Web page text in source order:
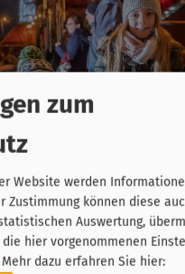
zum
Website werden
Zustimmung können diese
Auswertung,
hier vorgenommenen
Mehr dazu erfahren Sie hier: